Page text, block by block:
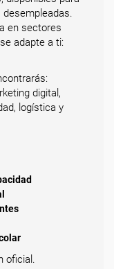
en sectores
adapte a ti:
digital,
logística y
oficial.